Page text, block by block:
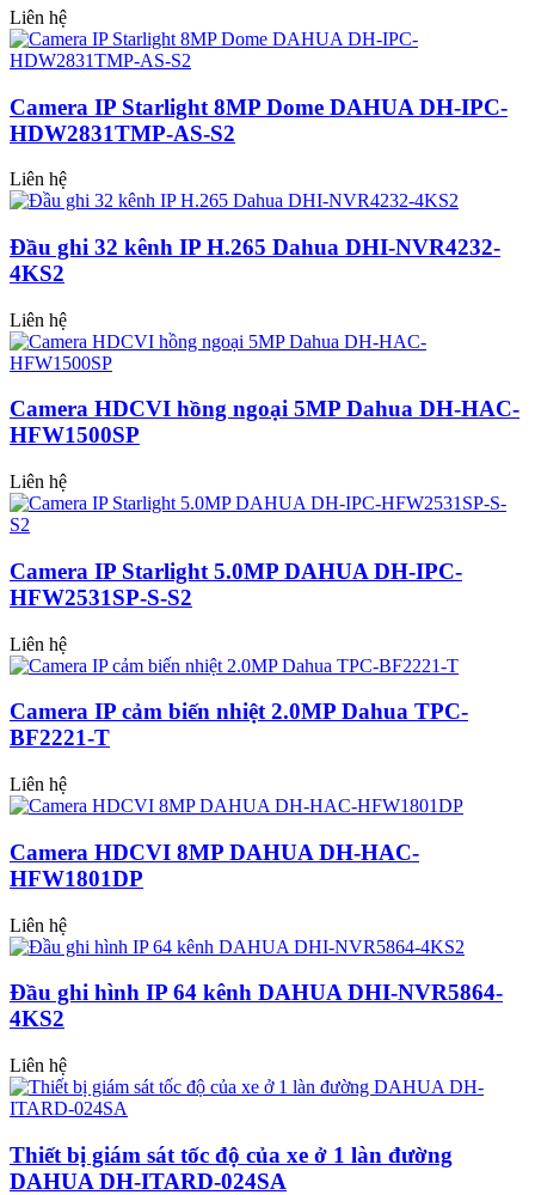
Liên hệ
Camera IP Starlight 8MP Dome DAHUA DH-IPC-
HDW2831TMP-AS-S2
Liên hệ
Đầu ghi 32 kênh IP H.265 Dahua DHI-NVR4232-
4KS2
Liên hệ
Camera HDCVI hồng ngoại 5MP Dahua DH-HAC-
HFW1500SP
Liên hệ
Camera IP Starlight 5.0MP DAHUA DH-IPC-
HFW2531SP-S-S2
Liên hệ
Camera IP cảm biến nhiệt 2.0MP Dahua TPC-
BF2221-T
Liên hệ
Camera HDCVI 8MP DAHUA DH-HAC-
HFW1801DP
Liên hệ
Đầu ghi hình IP 64 kênh DAHUA DHI-NVR5864-
4KS2
Liên hệ
Thiết bị giám sát tốc độ của xe ở 1 làn đường
DAHUA DH-ITARD-024SA